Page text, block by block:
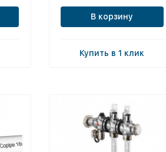
В корзину
Купить в 1 клик